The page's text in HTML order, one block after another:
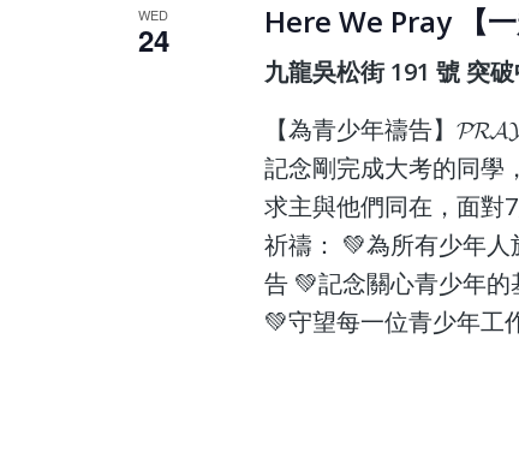
WED
24 Here We Pray 【一
九龍吳松街 191 號 突
【為青少年禱告】
記念剛完成大考的同學
求主與他們同在，面對
祈禱： 💚為所有少年
告 💚記念關心青少年
💚守望每一位青少年工